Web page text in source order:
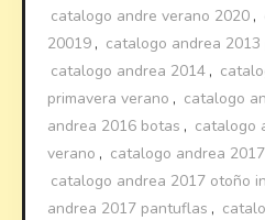
catalogo andre verano 2020 ,
20019 , catalogo andrea
catalogo andrea 2014 ,
primavera verano , catalogo
andrea 2016 botas , catalogo
verano , catalogo andrea
catalogo andrea 2017 otoño
andrea 2017 pantuflas ,